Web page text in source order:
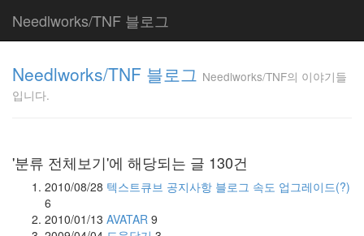
Needlworks/TNF 블로그
Needlworks/TNF 블로그 Needlworks/TNF의 이야기들
입니다.
'분류 전체보기'에 해당되는 글 130건
2010/08/28 텍스트큐브 공지사항 블로그 속도 업그레이드(?)
6
2010/01/13 AVATAR 9
의 이야기들입니
Tag